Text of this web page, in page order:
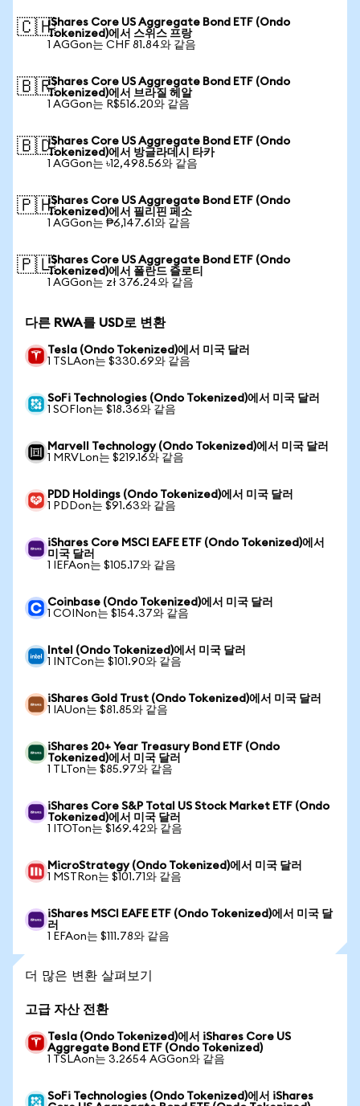
🇨🇭iShares Core US Aggregate Bond ETF (Ondo
Tokenized)에서 스위스 프랑
1 AGGon는 CHF 81.84와 같음
🇧🇷iShares Core US Aggregate Bond ETF (Ondo
Tokenized)에서 브라질 헤알
1 AGGon는 R$516.20와 같음
🇧🇩iShares Core US Aggregate Bond ETF (Ondo
Tokenized)에서 방글라데시 타카
1 AGGon는 ৳12,498.56와 같음
🇵🇭iShares Core US Aggregate Bond ETF (Ondo
Tokenized)에서 필리핀 페소
1 AGGon는 ₱6,147.61와 같음
🇵🇱iShares Core US Aggregate Bond ETF (Ondo
Tokenized)에서 폴란드 즐로티
1 AGGon는 zł 376.24와 같음
다른 RWA를 USD로 변환
Tesla (Ondo Tokenized)에서 미국 달러
1 TSLAon는 $330.69와 같음
SoFi Technologies (Ondo Tokenized)에서 미국 달러
1 SOFIon는 $18.36와 같음
Marvell Technology (Ondo Tokenized)에서 미국 달러
1 MRVLon는 $219.16와 같음
PDD Holdings (Ondo Tokenized)에서 미국 달러
1 PDDon는 $91.63와 같음
iShares Core MSCI EAFE ETF (Ondo Tokenized)에서
미국 달러
1 IEFAon는 $105.17와 같음
Coinbase (Ondo Tokenized)에서 미국 달러
1 COINon는 $154.37와 같음
Intel (Ondo Tokenized)에서 미국 달러
1 INTCon는 $101.90와 같음
iShares Gold Trust (Ondo Tokenized)에서 미국 달러
1 IAUon는 $81.85와 같음
iShares 20+ Year Treasury Bond ETF (Ondo
Tokenized)에서 미국 달러
1 TLTon는 $85.97와 같음
iShares Core S&P Total US Stock Market ETF (Ondo
Tokenized)에서 미국 달러
1 ITOTon는 $169.42와 같음
MicroStrategy (Ondo Tokenized)에서 미국 달러
1 MSTRon는 $101.71와 같음
iShares MSCI EAFE ETF (Ondo Tokenized)에서 미국 달
러
1 EFAon는 $111.78와 같음
더 많은 변환 살펴보기
고급 자산 전환
Tesla (Ondo Tokenized)에서 iShares Core US
Aggregate Bond ETF (Ondo Tokenized)
1 TSLAon는 3.2654 AGGon와 같음
SoFi Technologies (Ondo Tokenized)에서 iShares